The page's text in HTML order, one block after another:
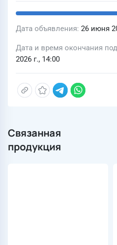
Дата объявления 26 июня
Дата и время окончания
2026 г., 14:00
Связанная
продукция